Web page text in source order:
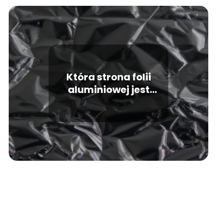
Która strona folii
aluminiowej jest
właściwa?